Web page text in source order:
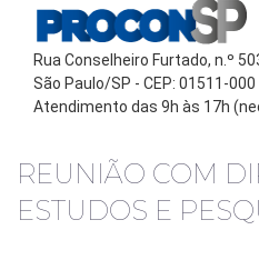
Rua Conselheiro Furtado, n.º
São Paulo/SP - CEP: 01511-000
Atendimento das 9h às 17h
REUNIÃO COM
ESTUDOS E